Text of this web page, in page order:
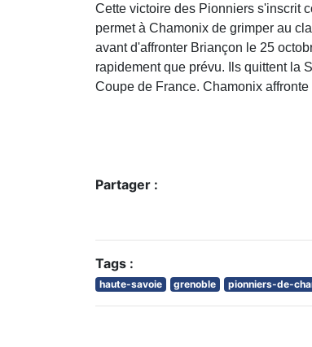
Cette victoire des Pionniers s'inscrit
permet à Chamonix de grimper au
avant d'affronter Briançon le 25
rapidement que prévu. Ils quittent la
Coupe de France. Chamonix
Partager :
Tags :
haute-savoie grenoble pionniers-de-